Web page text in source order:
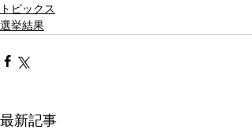
トピックス
選挙結果
最新記事